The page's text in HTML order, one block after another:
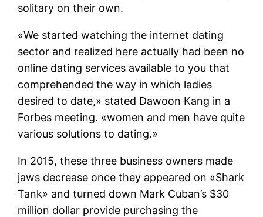
solitary on their own.
«We started watching the internet dating
sector and realized here actually had been no
online dating services available to you that
comprehended the way in which ladies
desired to date,» stated Dawoon Kang in a
Forbes meeting. «women and men have quite
various solutions to dating.»
In 2015, these three business owners made
jaws decrease once they appeared on «Shark
Tank» and turned down Mark Cuban’s $30
million dollar provide purchasing the